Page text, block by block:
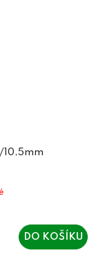
10,5mm
DO KOŠÍKU